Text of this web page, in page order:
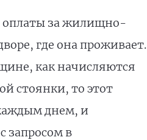
оплаты за жилищно-
где она проживает.
как начисляются
стоянки, то этот
днем, и
запросом в